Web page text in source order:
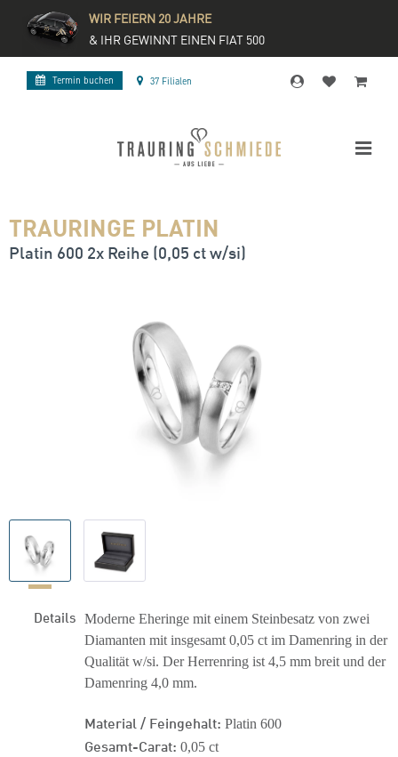
WIR FEIERN 20 JAHRE
& IHR GEWINNT EINEN FIAT 500
Termin buchen 37 Filialen
TRAURINGE PLATIN
Platin 600 2x Reihe (0,05 ct w/si)
Details Moderne Eheringe mit einem Steinbesatz von zwei
Diamanten mit insgesamt 0,05 ct im Damenring in der
Qualität w/si. Der Herrenring ist 4,5 mm breit und der
Damenring 4,0 mm.
Material / Feingehalt: Platin 600
Gesamt-Carat: 0,05 ct